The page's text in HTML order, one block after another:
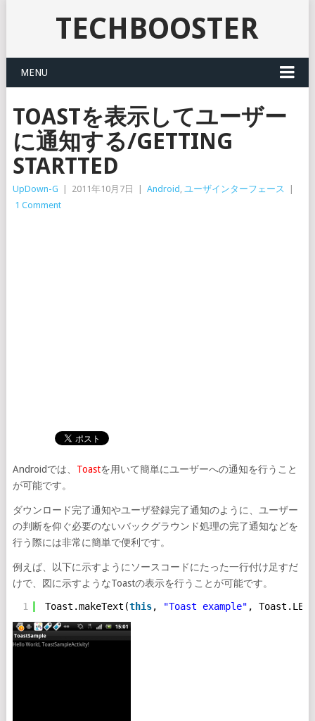
TECHBOOSTER
MENU
TOASTを表示してユーザー
に通知する/GETTING
STARTTED
UpDown-G 2011年10月7日 Android , ユーザインターフェース
1 Comment
Androidでは、 Toastを用いて簡単にユーザーへの通知を行うこと
が可能です。
ダウンロード完了通知やユーザ登録完了通知のように、ユーザー
の判断を仰ぐ必要のないバックグラウンド処理の完了通知などを
行う際には非常に簡単で便利です。
例えば、以下に示すようにソースコードにたった一行付け足すだ
けで、図に示すようなToastの表示を行うことが可能です。
1 Toast.makeText(this, "Toast example" ,